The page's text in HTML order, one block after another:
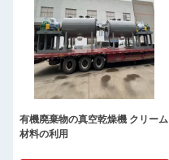
有機廃棄物の真空乾燥機 クリーム
材料の利用